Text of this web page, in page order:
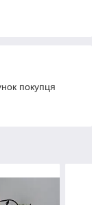
покупця